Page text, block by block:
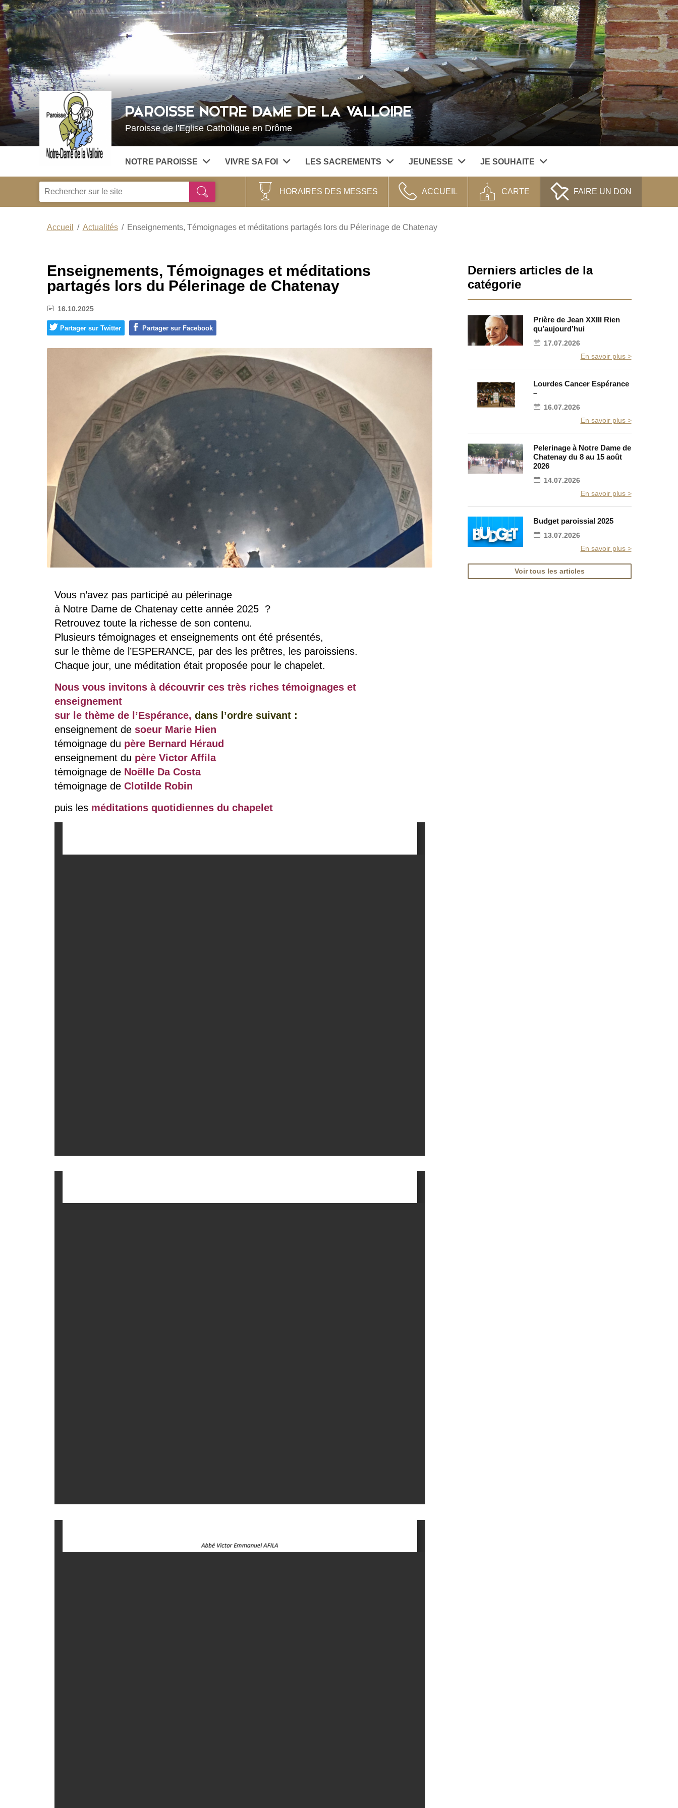
PAROISSE NOTRE DAME DE LA VALLOIRE
Paroisse de l'Eglise Catholique en Drôme
NOTRE PAROISSE VIVRE SA FOI LES SACREMENTS JEUNESSE JE SOUHAITE
recherche
Ok HORAIRES DES MESSES ACCUEIL CARTE FAIRE UN DON
Accueil Actualités Enseignements, Témoignages et méditations partagés lors du Pélerinage de Chatenay
Enseignements, Témoignages et méditations
partagés lors du Pélerinage de Chatenay
16.10.2025
Partager sur Twitter Partager sur Facebook
Vous n’avez pas participé au pélerinage
à Notre Dame de Chatenay cette année 2025 ?
Retrouvez toute la richesse de son contenu.
Plusieurs témoignages et enseignements ont été présentés,
sur le thème de l’ESPERANCE, par des les prêtres, les paroissiens.
Chaque jour, une méditation était proposée pour le chapelet.
Nous vous invitons à découvrir ces très riches témoignages et
enseignement
sur le thème de l’Espérance, dans l’ordre suivant :
enseignement desoeur Marie Hien
témoignage du père Bernard Héraud
enseignement du père Victor Affila
témoignage de Noëlle Da Costa
témoignage deClotilde Robin
puis les méditations quotidiennes du chapelet
Barre
latérale
Derniers articles de la
catégorie
Prière de Jean XXIII Rien
qu’aujourd’hui
17.07.2026
En savoir plus >
Lourdes Cancer Espérance
–
16.07.2026
En savoir plus >
Pelerinage à Notre Dame de
Chatenay du 8 au 15 août
2026
14.07.2026
En savoir plus >
Budget paroissial 2025
13.07.2026
En savoir plus >
Voir tous les articles
Choisissez votre menu :)